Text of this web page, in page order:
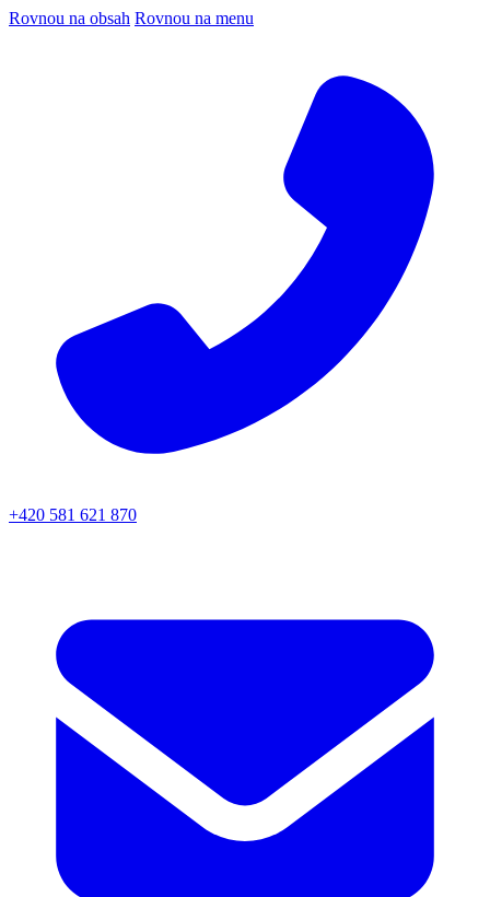
Rovnou na obsah Rovnou na menu
+420 581 621 870